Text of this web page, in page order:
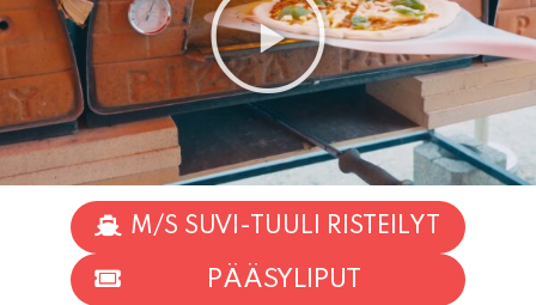
M/S SUVI-TUULI RISTEILYT
PÄÄSYLIPUT